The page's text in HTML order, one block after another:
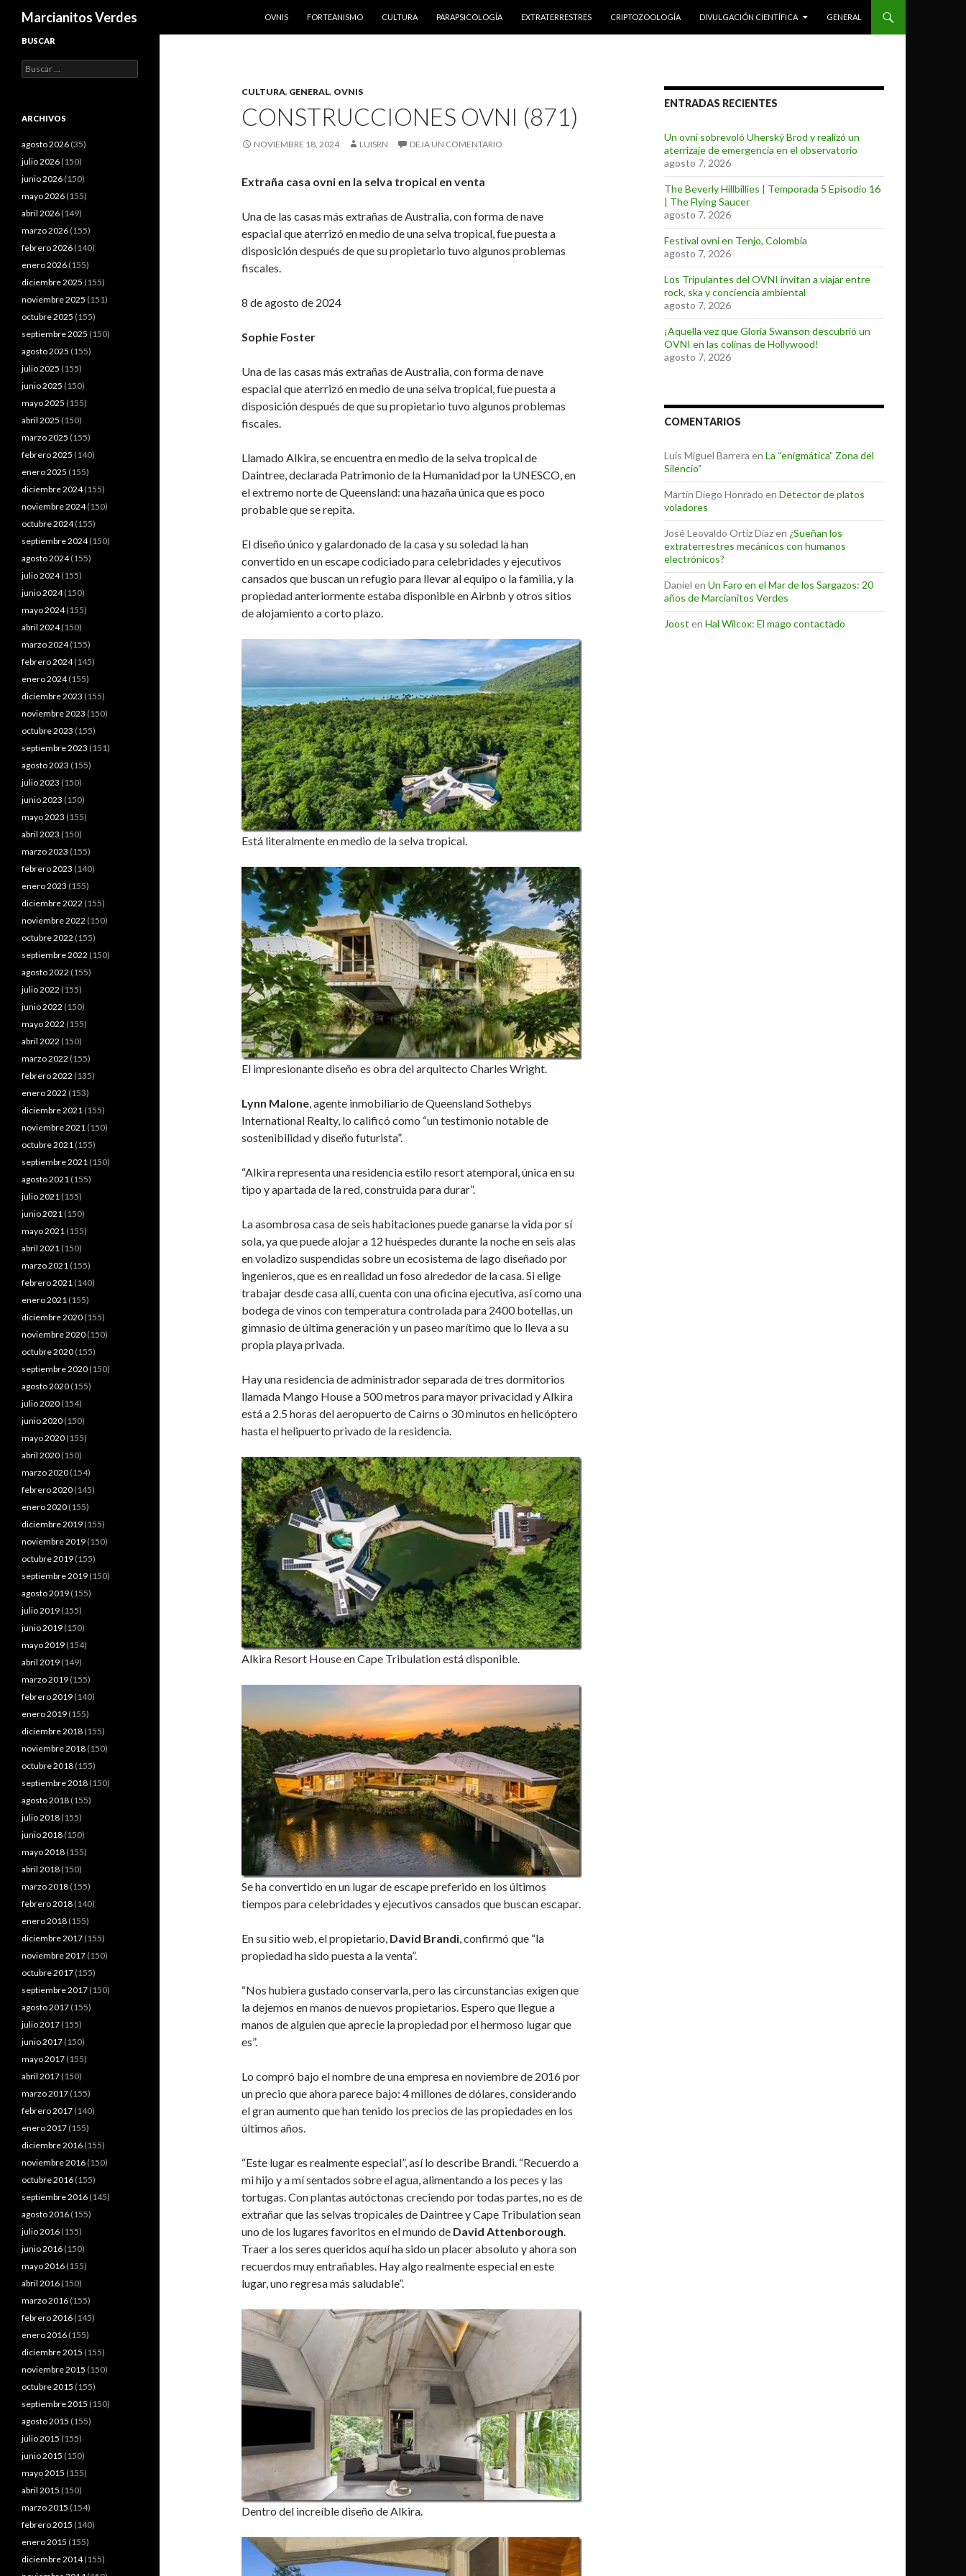
Marcianitos Verdes
OVNIS
FORTEANISMO CULTURA PARAPSICOLOGÍA EXTRATERRESTRES CRIPTOZOOLOGÍA DIVULGACIÓN CIENTÍFICA GENERAL
CULTURA, GENERAL, OVNIS
CONSTRUCCIONES OVNI (871)
NOVIEMBRE 18, 2024 LUISRN DEJA UN COMENTARIO
Extraña casa ovni en la selva tropical en venta
Una de las casas más extrañas de Australia, con forma de nave
espacial que aterrizó en medio de una selva tropical, fue puesta a
disposición después de que su propietario tuvo algunos problemas
fiscales.
8 de agosto de 2024
Sophie Foster
Una de las casas más extrañas de Australia, con forma de nave
espacial que aterrizó en medio de una selva tropical, fue puesta a
disposición después de que su propietario tuvo algunos problemas
fiscales.
Llamado Alkira, se encuentra en medio de la selva tropical de
Daintree, declarada Patrimonio de la Humanidad por la UNESCO, en
el extremo norte de Queensland: una hazaña única que es poco
probable que se repita.
El diseño único y galardonado de la casa y su soledad la han
convertido en un escape codiciado para celebridades y ejecutivos
cansados que buscan un refugio para llevar al equipo o la familia, y la
propiedad anteriormente estaba disponible en Airbnb y otros sitios
de alojamiento a corto plazo.
Está literalmente en medio de la selva tropical.
El impresionante diseño es obra del arquitecto Charles Wright.
Lynn Malone, agente inmobiliario de Queensland Sothebys
International Realty, lo calificó como “un testimonio notable de
sostenibilidad y diseño futurista”.
“Alkira representa una residencia estilo resort atemporal, única en su
tipo y apartada de la red, construida para durar”.
La asombrosa casa de seis habitaciones puede ganarse la vida por sí
sola, ya que puede alojar a 12 huéspedes durante la noche en seis alas
en voladizo suspendidas sobre un ecosistema de lago diseñado por
ingenieros, que es en realidad un foso alrededor de la casa. Si elige
trabajar desde casa allí, cuenta con una oficina ejecutiva, así como una
bodega de vinos con temperatura controlada para 2400 botellas, un
gimnasio de última generación y un paseo marítimo que lo lleva a su
propia playa privada.
Hay una residencia de administrador separada de tres dormitorios
llamada Mango House a 500 metros para mayor privacidad y Alkira
está a 2.5 horas del aeropuerto de Cairns o 30 minutos en helicóptero
hasta el helipuerto privado de la residencia.
Alkira Resort House en Cape Tribulation está disponible.
Se ha convertido en un lugar de escape preferido en los últimos
tiempos para celebridades y ejecutivos cansados que buscan escapar.
En su sitio web, el propietario, David Brandi, confirmó que “la
propiedad ha sido puesta a la venta”.
“Nos hubiera gustado conservarla, pero las circunstancias exigen que
la dejemos en manos de nuevos propietarios. Espero que llegue a
manos de alguien que aprecie la propiedad por el hermoso lugar que
es”.
Lo compró bajo el nombre de una empresa en noviembre de 2016 por
un precio que ahora parece bajo: 4 millones de dólares, considerando
el gran aumento que han tenido los precios de las propiedades en los
últimos años.
“Este lugar es realmente especial”, así lo describe Brandi. “Recuerdo a
mi hijo y a mí sentados sobre el agua, alimentando a los peces y las
tortugas. Con plantas autóctonas creciendo por todas partes, no es de
extrañar que las selvas tropicales de Daintree y Cape Tribulation sean
uno de los lugares favoritos en el mundo de David Attenborough.
Traer a los seres queridos aquí ha sido un placer absoluto y ahora son
recuerdos muy entrañables. Hay algo realmente especial en este
lugar, uno regresa más saludable”.
Dentro del increíble diseño de Alkira.
ENTRADAS RECIENTES
Un ovni sobrevoló Uherský Brod y realizó un
aterrizaje de emergencia en el observatorio
agosto 7, 2026
The Beverly Hillbillies | Temporada 5 Episodio 16
| The Flying Saucer
agosto 7, 2026
Festival ovni en Tenjo, Colombia
agosto 7, 2026
Los Tripulantes del OVNI invitan a viajar entre
rock, ska y conciencia ambiental
agosto 7, 2026
¡Aquella vez que Gloria Swanson descubrió un
OVNI en las colinas de Hollywood!
agosto 7, 2026
COMENTARIOS
Luis Miguel Barrera en La “enigmática” Zona del
Silencio”
Martin Diego Honrado en Detector de platos
voladores
José Leovaldo Ortiz Díazen ¿Sueñan los
extraterrestres mecánicos con humanos
electrónicos?
Daniel en Un Faro en el Mar de los Sargazos: 20
años de Marcianitos Verdes
Joost en Hal Wilcox: El mago contactado
BUSCAR
Buscar:
ARCHIVOS
agosto 2026 (35)
julio 2026 (150)
junio 2026 (150)
mayo 2026 (155)
abril 2026 (149)
marzo 2026 (155)
febrero 2026 (140)
enero 2026 (155)
diciembre 2025 (155)
noviembre 2025 (151)
octubre 2025 (155)
septiembre 2025 (150)
agosto 2025 (155)
julio 2025 (155)
junio 2025 (150)
mayo 2025 (155)
abril 2025 (150)
marzo 2025 (155)
febrero 2025 (140)
enero 2025 (155)
diciembre 2024(155)
noviembre 2024(150)
octubre 2024(155)
septiembre 2024(150)
agosto 2024(155)
julio 2024(155)
junio 2024(150)
mayo 2024(155)
abril 2024(150)
marzo 2024(155)
febrero 2024(145)
enero 2024(155)
diciembre 2023 (155)
noviembre 2023 (150)
octubre 2023 (155)
septiembre 2023 (151)
agosto 2023 (155)
julio 2023 (150)
junio 2023 (150)
mayo 2023 (155)
abril 2023 (150)
marzo 2023 (155)
febrero 2023 (140)
enero 2023 (155)
diciembre 2022 (155)
noviembre 2022 (150)
octubre 2022 (155)
septiembre 2022 (150)
agosto 2022 (155)
julio 2022 (155)
junio 2022 (150)
mayo 2022 (155)
abril 2022 (150)
marzo 2022 (155)
febrero 2022 (135)
enero 2022 (153)
diciembre 2021 (155)
noviembre 2021 (150)
octubre 2021 (155)
septiembre 2021 (150)
agosto 2021 (155)
julio 2021 (155)
junio 2021 (150)
mayo 2021 (155)
abril 2021 (150)
marzo 2021 (155)
febrero 2021 (140)
enero 2021 (155)
diciembre 2020 (155)
noviembre 2020 (150)
octubre 2020 (155)
septiembre 2020 (150)
agosto 2020 (155)
julio 2020 (154)
junio 2020 (150)
mayo 2020 (155)
abril 2020 (150)
marzo 2020 (154)
febrero 2020 (145)
enero 2020 (155)
diciembre 2019 (155)
noviembre 2019 (150)
octubre 2019 (155)
septiembre 2019 (150)
agosto 2019 (155)
julio 2019 (155)
junio 2019 (150)
mayo 2019 (154)
abril 2019 (149)
marzo 2019 (155)
febrero 2019 (140)
enero 2019 (155)
diciembre 2018 (155)
noviembre 2018 (150)
octubre 2018 (155)
septiembre 2018 (150)
agosto 2018 (155)
julio 2018 (155)
junio 2018 (150)
mayo 2018 (155)
abril 2018 (150)
marzo 2018 (155)
febrero 2018 (140)
enero 2018 (155)
diciembre 2017 (155)
noviembre 2017 (150)
octubre 2017 (155)
septiembre 2017 (150)
agosto 2017 (155)
julio 2017 (155)
junio 2017 (150)
mayo 2017 (155)
abril 2017 (150)
marzo 2017 (155)
febrero 2017 (140)
enero 2017 (155)
diciembre 2016 (155)
noviembre 2016 (150)
octubre 2016 (155)
septiembre 2016 (145)
agosto 2016 (155)
julio 2016 (155)
junio 2016 (150)
mayo 2016 (155)
abril 2016 (150)
marzo 2016 (155)
febrero 2016 (145)
enero 2016 (155)
diciembre 2015 (155)
noviembre 2015 (150)
octubre 2015 (155)
septiembre 2015 (150)
agosto 2015 (155)
julio 2015 (155)
junio 2015 (150)
mayo 2015 (155)
abril 2015 (150)
marzo 2015 (154)
febrero 2015 (140)
enero 2015 (155)
diciembre 2014(155)